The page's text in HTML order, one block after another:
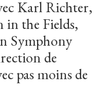
Karl Richter,
inthe Fields,
Symphony
de
pasmoinsde